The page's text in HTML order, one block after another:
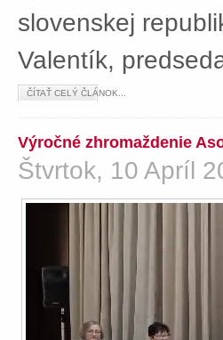
slovenskej
Valentík,
ČÍTAŤ CELÝ ČLÁNOK...
Výročné zhromaždenie
Štvrtok, 10 Apríl